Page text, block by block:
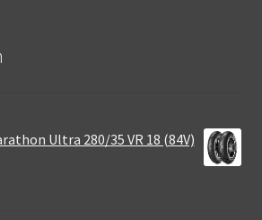
Ultra 280/35 VR 18 (84V)